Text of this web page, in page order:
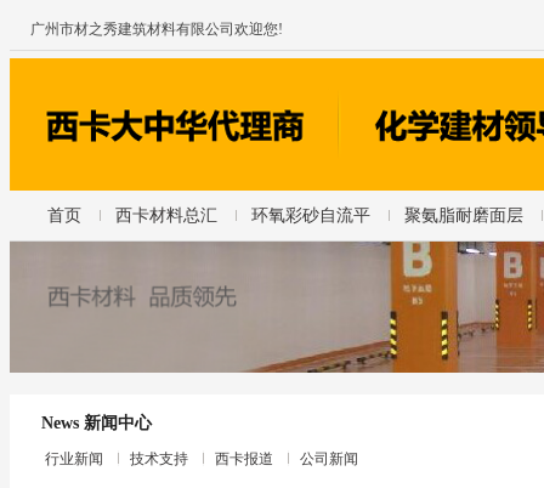
广州市材之秀建筑材料有限公司欢迎您!
首页 西卡材料总汇 环氧彩砂自流平 聚氨脂耐磨面层
News 新闻中心
行业新闻 技术支持 西卡报道 公司新闻